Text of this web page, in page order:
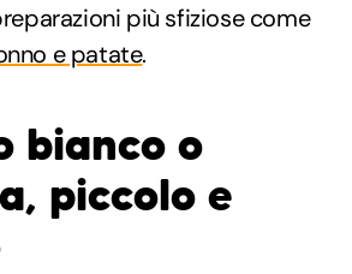
più sfiziose come
e patate.
bianco o
piccolo e